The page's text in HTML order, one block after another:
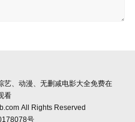
艺、动漫、无删减电影大全免费在
看
All Rights Reserved
号